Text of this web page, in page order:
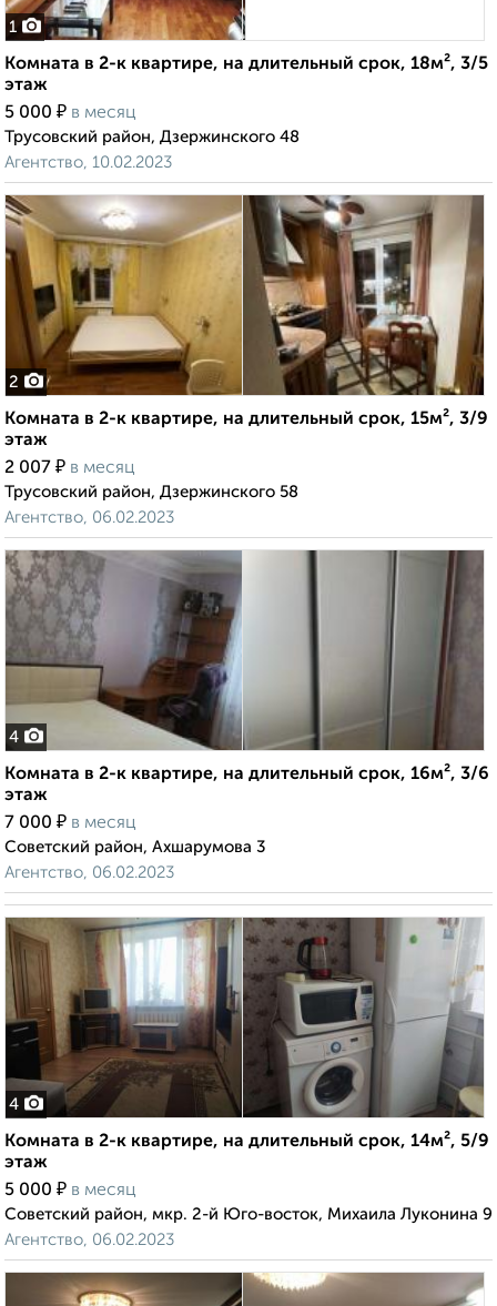
1
Комната в 2-к квартире, на длительный срок, 18м², 3/5
этаж
5 000 ₽ в месяц
Трусовский район, Дзержинского 48
Агентство, 10.02.2023
2
Комната в 2-к квартире, на длительный срок, 15м², 3/9
этаж
2 007 ₽ в месяц
Трусовский район, Дзержинского 58
Агентство, 06.02.2023
4
Комната в 2-к квартире, на длительный срок, 16м², 3/6
этаж
7 000 ₽ в месяц
Советский район, Ахшарумова 3
Агентство, 06.02.2023
4
Комната в 2-к квартире, на длительный срок, 14м², 5/9
этаж
5 000 ₽ в месяц
Советский район, мкр. 2-й Юго-восток, Михаила Луконина 9
Агентство, 06.02.2023